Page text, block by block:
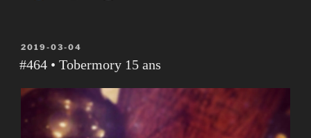
PUBLIÉ
LE
2019-03-04
#464 • Tobermory 15 ans